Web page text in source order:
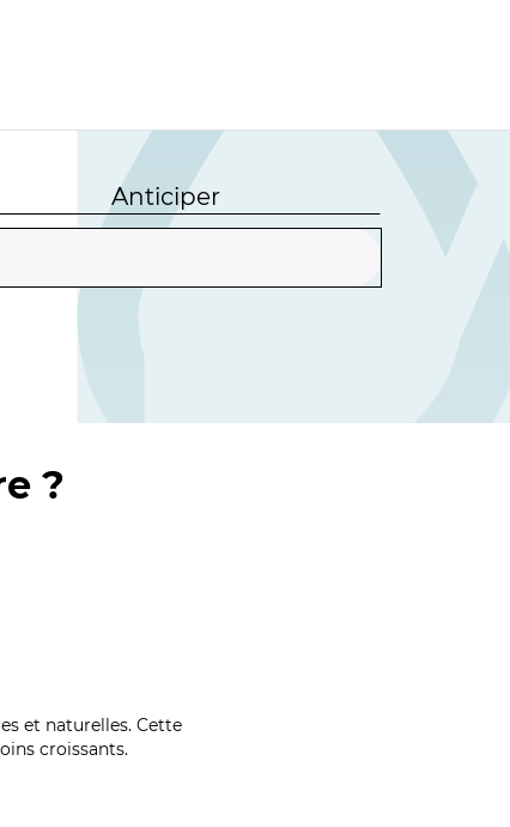
Anticiper
?
et naturelles. Cette
croissants.